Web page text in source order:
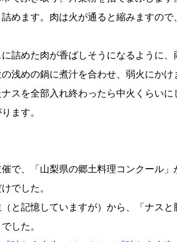
めます。肉は火が通ると縮みますの
詰めた肉が香ばしそうになるように、
浅めの鍋に煮汁を合わせ、弱火にか
スを全部入れ終わったら中火くらい
ます。
で、「山梨県の郷土料理コンクール
でした。
と記憶していますが）から、「ナス
した。